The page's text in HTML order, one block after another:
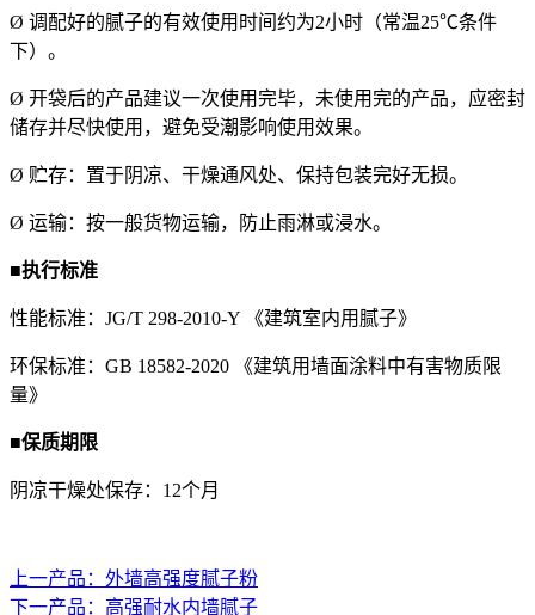
Ø 调配好的腻子的有效使用时间约为2小时（常温25℃条件
下）。
Ø 开袋后的产品建议一次使用完毕，未使用完的产品，应密封
储存并尽快使用，避免受潮影响使用效果。
Ø 贮存：置于阴凉、干燥通风处、保持包装完好无损。
Ø 运输：按一般货物运输，防止雨淋或浸水。
■执行标准
性能标准： JG/T 298-2010-Y 《建筑室内用腻子》
环保标准：GB 18582-2020
《建筑用墙面涂料中有害物质限
量》
■保质期限
阴凉干燥处保存：12个月
上一产品： 外墙高强度腻子粉
下一产品： 高强耐水内墙腻子